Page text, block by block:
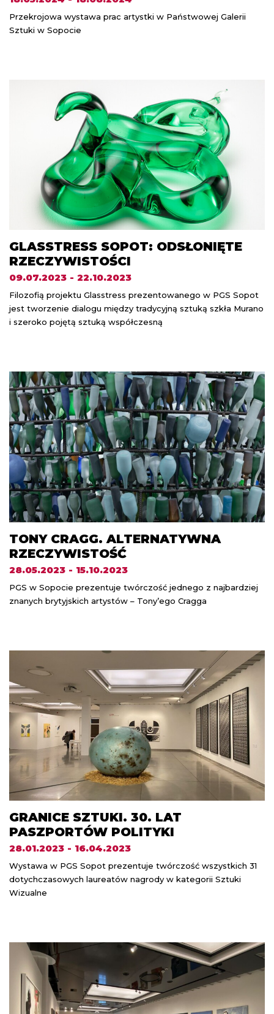
Przekrojowa wystawa prac artystki w Państwowej Galerii
Sztuki w Sopocie
GLASSTRESS SOPOT: ODSŁONIĘTE
RZECZYWISTOŚCI
09.07.2023 - 22.10.2023
Filozofią projektu Glasstress prezentowanego w PGS Sopot
jest tworzenie dialogu między tradycyjną sztuką szkła Murano
i szeroko pojętą sztuką współczesną
TONY CRAGG. ALTERNATYWNA
RZECZYWISTOŚĆ
28.05.2023 - 15.10.2023
PGS w Sopocie prezentuje twórczość jednego z najbardziej
znanych brytyjskich artystów – Tony’ego Cragga
GRANICE SZTUKI. 30. LAT
PASZPORTÓW POLITYKI
28.01.2023 - 16.04.2023
Wystawa w PGS Sopot prezentuje twórczość wszystkich 31
dotychczasowych laureatów nagrody w kategorii Sztuki
Wizualne